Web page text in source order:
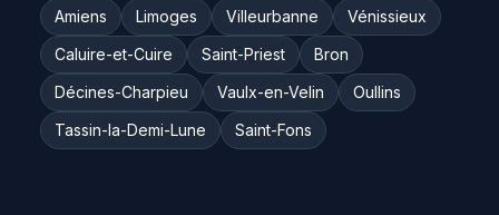
Amiens
Limoges Villeurbanne
Vénissieux
Caluire-et-Cuire
Saint-Priest
Bron
Décines-Charpieu
Vaulx-en-Velin
Oullins
Tassin-la-Demi-Lune
Saint-Fons